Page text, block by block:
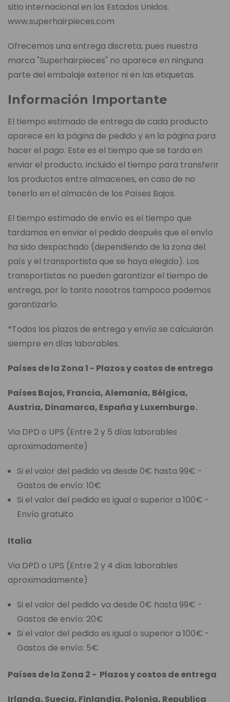
sitio internacional en los Estados Unidos:
www.superhairpieces.com
Ofrecemos una entrega discreta, pues nuestra
marca "Superhairpieces" no aparece en ninguna
parte del embalaje exterior ni en las etiquetas.
Información Importante
El tiempo estimado de entrega de cada producto
aparece en la página de pedido y en la página para
hacer el pago. Este es el tiempo que se tarda en
enviar el producto, incluido el tiempo para transferir
los productos entre almacenes, en caso de no
tenerlo en el almacén de los Países Bajos.
El tiempo estimado de envío es el tiempo que
tardamos en enviar el pedido después que el envío
ha sido despachado (dependiendo de la zona del
país y el transportista que se haya elegido). Los
transportistas no pueden garantizar el tiempo de
entrega, por lo tanto nosotros tampoco podemos
garantizarlo.
*Todos los plazos de entrega y envío se calcularán
siempre en días laborables.
Países de la Zona 1 - Plazos y costos de entrega
Países Bajos, Francia, Alemania, Bélgica,
Austria, Dinamarca, España y Luxemburgo.
Via DPD o UPS (Entre 2 y 5 días laborables
aproximadamente)
Si el valor del pedido va desde 0€ hasta 99€ -
Gastos de envío: 10€
Si el valor del pedido es igual o superior a 100€ -
Envío gratuito
Italia
Via DPD o UPS (Entre 2 y 4 días laborables
aproximadamente)
Si el valor del pedido va desde 0€ hasta 99€ -
Gastos de envío: 20€
Si el valor del pedido es igual o superior a 100€ -
Gastos de envío: 5€
Países de la Zona 2 - Plazos y costos de entrega
Irlanda, Suecia, Finlandia, Polonia, Republica